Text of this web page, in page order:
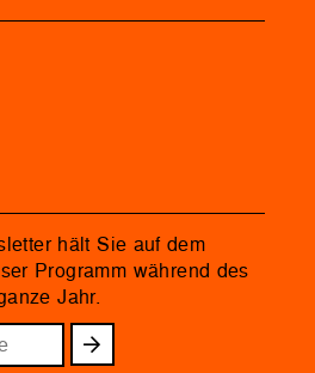
hält Sie auf dem
Programm während des
Jahr.